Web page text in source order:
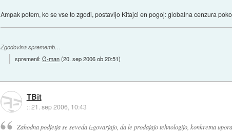
Ampak potem, ko se vse to zgodi, postavijo Kitajci en pogoj: globalna cenzura
Zgodovina sprememb…
spremenil:G-man(20. sep 2006 ob 20:51)
TBit
::21. sep 2006, 10:43
Zahodna podjetja se seveda izgovarjajo, da le prodajajo tehnologijo, konkretna